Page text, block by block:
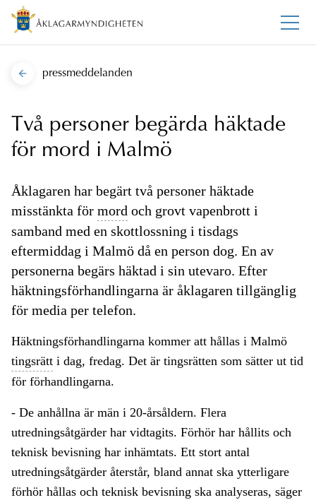
pressmeddelanden
Två personer begärda häktade
för mord i Malmö
Åklagaren har begärt två personer häktade
misstänkta för mord och grovt vapenbrott i
samband med en skottlossning i tisdags
eftermiddag i Malmö då en person dog. En av
personerna begärs häktad i sin utevaro. Efter
häktningsförhandlingarna är åklagaren tillgänglig
för media per telefon.
Häktningsförhandlingarna kommer att hållas i Malmö
tingsrätt i dag, fredag. Det är tingsrätten som sätter ut tid
för förhandlingarna.
- De anhållna är män i 20-årsåldern. Flera
utredningsåtgärder har vidtagits. Förhör har hållits och
teknisk bevisning har inhämtats. Ett stort antal
utredningsåtgärder återstår, bland annat ska ytterligare
förhör hållas och teknisk bevisning ska analyseras, säger